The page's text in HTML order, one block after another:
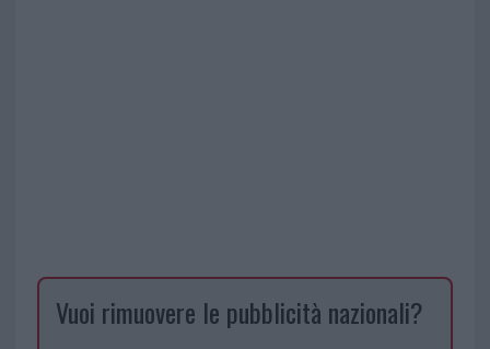
Vuoi rimuovere le pubblicità nazionali?